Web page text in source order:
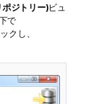
ジトリー)ビュ
で
クし、